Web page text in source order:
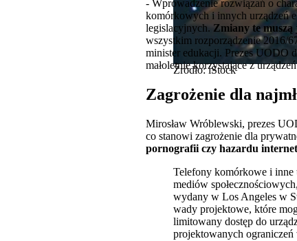
Źródło: iStock
- Wprowadzenie rozwiązań o
komórkowych i innych urządzeń
legislacyjnych.Zmiany te muszą
wszystkim rozporządzenie 2016/
minister edukacji. Prezes UODO
małoletnie korzystające z
Zagrożenie dla
Mirosław Wróblewski, prezes
co stanowi zagrożenie dla
pornografii czy hazardu
Telefony komórkowe i inne
mediów
wydany w Los Angeles w
wady projektowe, które
limitowany dostęp do
projektowanych